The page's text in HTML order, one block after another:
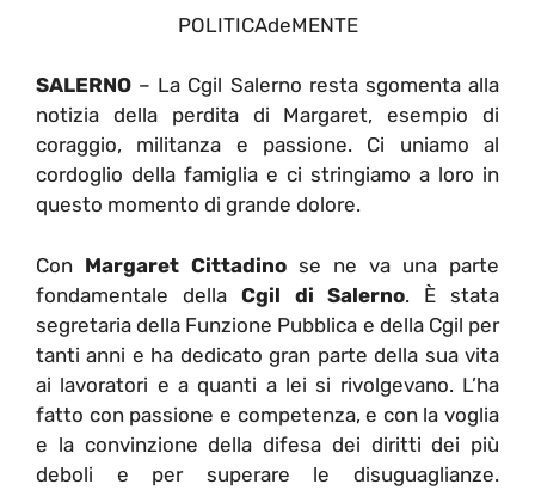
POLITICAdeMENTE
SALERNO – La Cgil Salerno resta sgomenta alla
notizia della perdita di Margaret, esempio di
coraggio, militanza e passione. Ci uniamo al
cordoglio della famiglia e ci stringiamo a loro in
questo momento di grande dolore.
Con Margaret Cittadino se ne va una parte
fondamentale della Cgil di Salerno. È stata
segretaria della Funzione Pubblica e della Cgil per
tanti anni e ha dedicato gran parte della sua vita
ai lavoratori e a quanti a lei si rivolgevano. L’ha
fatto con passione e competenza, e con la voglia
e la convinzione della difesa dei diritti dei più
deboli e per superare le disuguaglianze.